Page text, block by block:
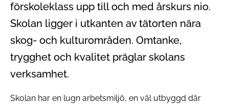
förskoleklass upp till och med årskurs nio.
Skolan ligger i utkanten av tätorten nära
skog- och kulturområden. Omtanke,
trygghet och kvalitet präglar skolans
verksamhet.
Skolan har en lugn arbetsmiljö, en väl utbyggd där